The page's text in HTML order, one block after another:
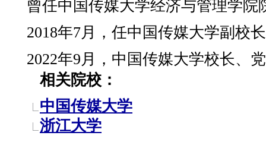
曾任中国传媒大学经济与管理学
2018年7月，任中国传媒大学副校
2022年9月，中国传媒大学校长、
相关院校：
中国传媒大学
浙江大学